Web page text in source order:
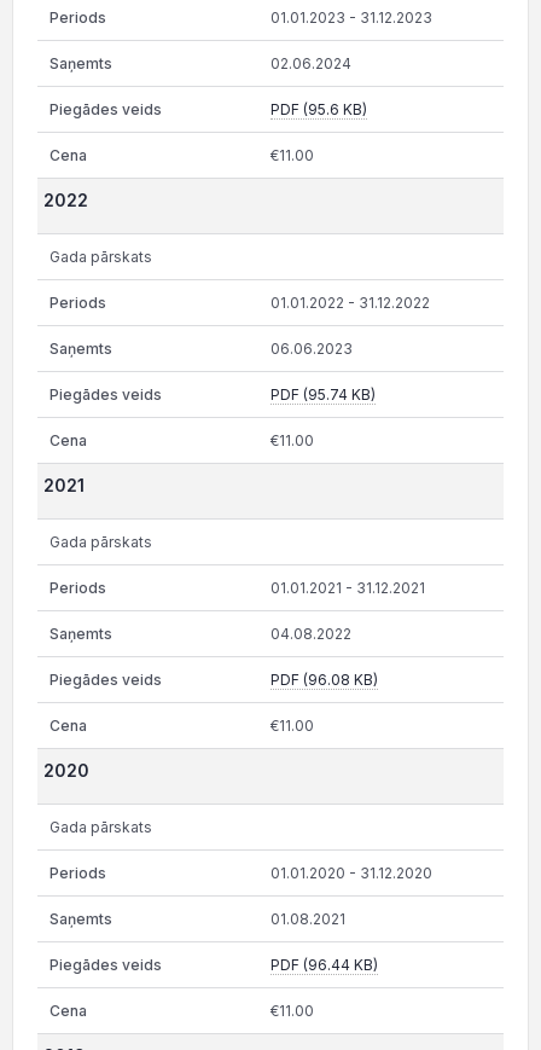
01.01.2023 - 31.12.2023
02.06.2024
PDF (95.6 KB)
€11.00
2022
Gada pārskats
01.01.2022 - 31.12.2022
06.06.2023
PDF (95.74 KB)
€11.00
2021
Gada pārskats
01.01.2021 - 31.12.2021
04.08.2022
PDF (96.08 KB)
€11.00
2020
Gada pārskats
01.01.2020 - 31.12.2020
01.08.2021
PDF (96.44 KB)
€11.00